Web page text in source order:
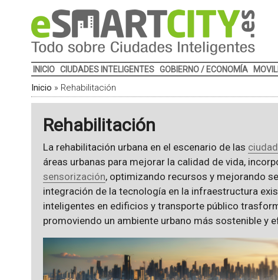
INICIO CIUDADES INTELIGENTES GOBIERNO / ECONOMÍA
Inicio » Rehabilitación
Rehabilitación
La rehabilitación urbana en el escenario de las
áreas urbanas para mejorar la calidad de vida,
sensorización, optimizando recursos y mejorando
integración de la tecnología en la infraestructura
inteligentes en edificios y transporte público
promoviendo un ambiente urbano más sostenible y